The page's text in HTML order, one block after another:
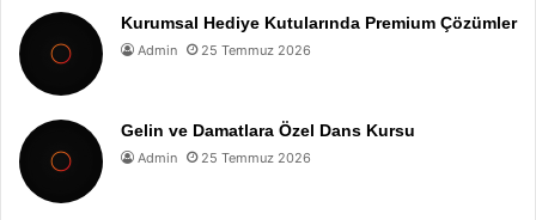
Kurumsal Hediye Kutularında Premium Çözümler
Admin 25 Temmuz 2026
Gelin ve Damatlara Özel Dans Kursu
Admin 25 Temmuz 2026